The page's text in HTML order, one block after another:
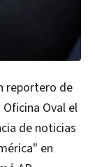
reportero de
Oval el
de noticias
en